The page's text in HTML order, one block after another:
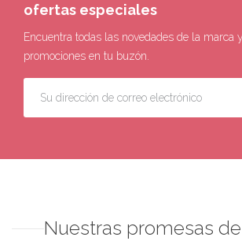
ofertas especiales
Encuentra todas las novedades de la marca
promociones en tu buzón.
Nuestras promesas